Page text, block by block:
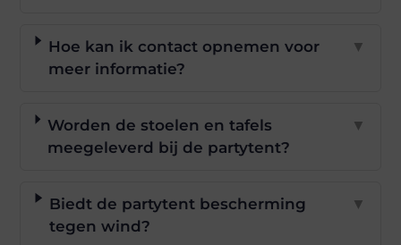
Hoe kan ik contact opnemen voor
meer informatie?
▼
Worden de stoelen en tafels
meegeleverd bij de partytent?
▼
Biedt de partytent bescherming
tegen wind?
▼